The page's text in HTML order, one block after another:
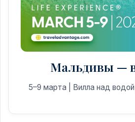
Мальдивы —
5–9 марта | Вилла над